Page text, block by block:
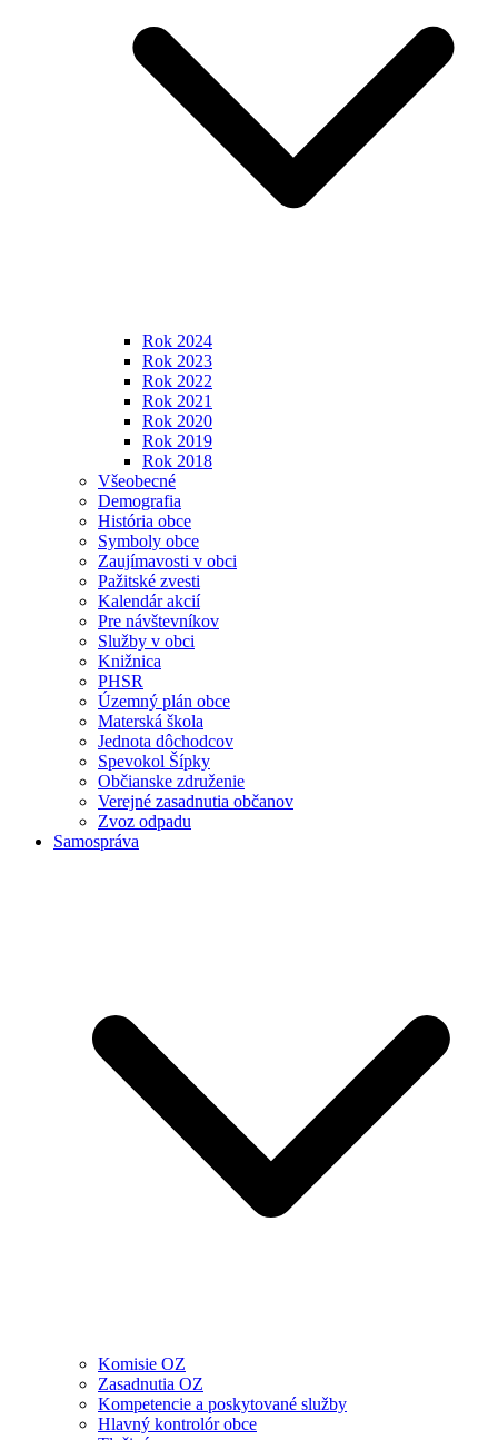
Rok 2024
Rok 2023
Rok 2022
Rok 2021
Rok 2020
Rok 2019
Rok 2018
Všeobecné
Demografia
História obce
Symboly obce
Zaujímavosti v obci
Pažitské zvesti
Kalendár akcií
Pre návštevníkov
Služby v obci
Knižnica
PHSR
Územný plán obce
Materská škola
Jednota dôchodcov
Spevokol Šípky
Občianske združenie
Verejné zasadnutia občanov
Zvoz odpadu
Samospráva
Komisie OZ
Zasadnutia OZ
Kompetencie a poskytované služby
Hlavný kontrolór obce